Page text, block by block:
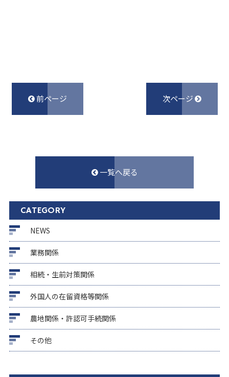
前ページ 次ページ
一覧へ戻る
CATEGORY
NEWS
業務関係
相続・生前対策関係
外国人の在留資格等関係
農地関係・許認可手続関係
その他